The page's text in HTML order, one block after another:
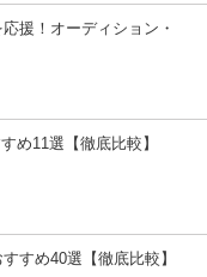
援！オーディション・
め11選【徹底比較】
すめ40選【徹底比較】